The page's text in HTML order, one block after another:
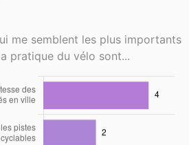
me semblent les plus importants
pratique du vélo sont...